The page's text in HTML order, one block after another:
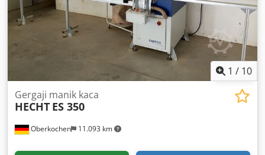
1 / 10
Oberkochen 11.093 km
Gergaji manik kaca
HECHT ES 350